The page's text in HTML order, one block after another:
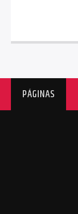
PÁGINAS